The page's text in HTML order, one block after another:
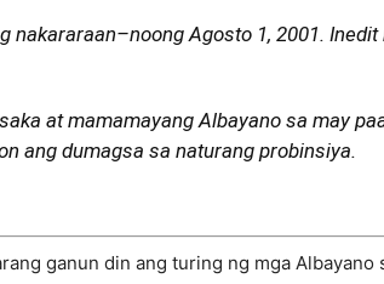
Agosto 1, 2001.
at mamamayang Albayano sa may
ang dumagsa sa naturang probinsiya.
ganun din ang turing ng mga Albayano